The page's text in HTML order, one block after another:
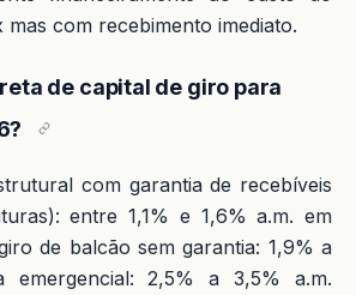
mas com recebimento imediato.
de capital de giro para
com garantia de recebíveis
entre 1,1% e 1,6% a.m. em
de balcão sem garantia: 1,9% a
emergencial: 2,5% a 3,5% a.m.